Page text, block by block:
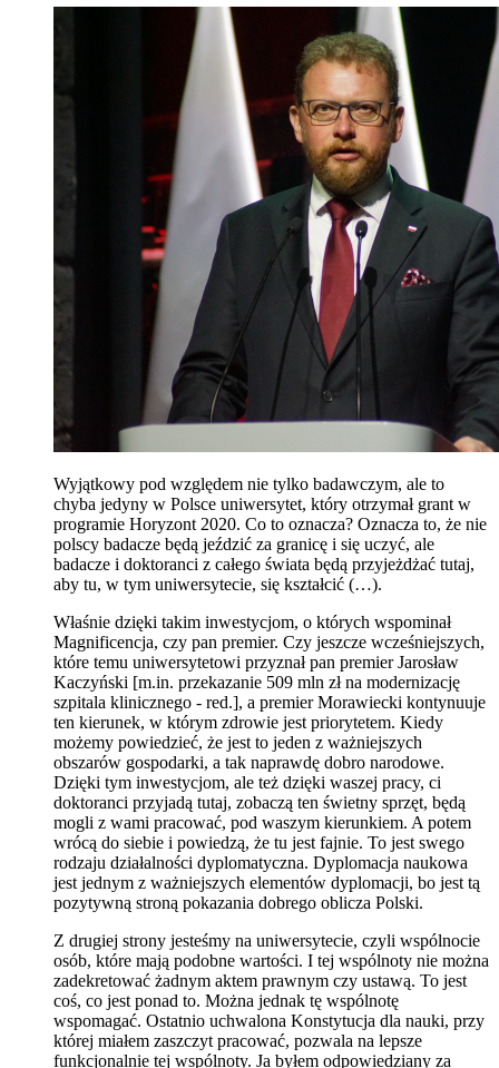
Wyjątkowy pod względem nie tylko badawczym, ale to
chyba jedyny w Polsce uniwersytet, który otrzymał grant w
programie Horyzont 2020. Co to oznacza? Oznacza to, że nie
polscy badacze będą jeździć za granicę i się uczyć, ale
badacze i doktoranci z całego świata będą przyjeżdżać tutaj,
aby tu, w tym uniwersytecie, się kształcić (…).
Właśnie dzięki takim inwestycjom, o których wspominał
Magnificencja, czy pan premier. Czy jeszcze wcześniejszych,
które temu uniwersytetowi przyznał pan premier Jarosław
Kaczyński [m.in. przekazanie 509 mln zł na modernizację
szpitala klinicznego - red.], a premier Morawiecki kontynuuje
ten kierunek, w którym zdrowie jest priorytetem. Kiedy
możemy powiedzieć, że jest to jeden z ważniejszych
obszarów gospodarki, a tak naprawdę dobro narodowe.
Dzięki tym inwestycjom, ale też dzięki waszej pracy, ci
doktoranci przyjadą tutaj, zobaczą ten świetny sprzęt, będą
mogli z wami pracować, pod waszym kierunkiem. A potem
wrócą do siebie i powiedzą, że tu jest fajnie. To jest swego
rodzaju działalności dyplomatyczna. Dyplomacja naukowa
jest jednym z ważniejszych elementów dyplomacji, bo jest tą
pozytywną stroną pokazania dobrego oblicza Polski.
Z drugiej strony jesteśmy na uniwersytecie, czyli wspólnocie
osób, które mają podobne wartości. I tej wspólnoty nie można
zadekretować żadnym aktem prawnym czy ustawą. To jest
coś, co jest ponad to. Można jednak tę wspólnotę
wspomagać. Ostatnio uchwalona Konstytucja dla nauki, przy
której miałem zaszczyt pracować, pozwala na lepsze
funkcjonalnie tej wspólnoty. Ja byłem odpowiedziany za